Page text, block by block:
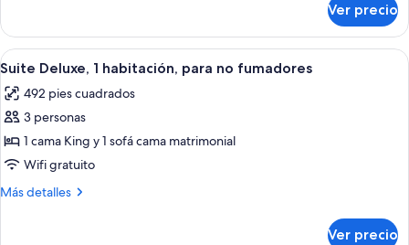
en
esquina
ejecutiva,
habitación,
esquina
Ver precio
Abrir
todas
las
fotos
de
Suite
Deluxe,
Habitación de hotel con sofá,
3
Suite Deluxe, 1 habitación, para no fumadores
492 pies cuadrados
3 personas
1 cama King y 1 sofá cama matrimonial
Wifi gratuito
Más detalles
Más
Ver precio